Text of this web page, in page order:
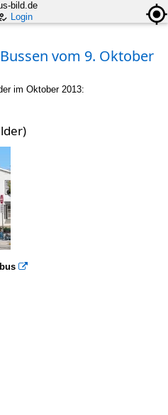
bild.de
Login
vom 9. Oktober
im Oktober 2013:
